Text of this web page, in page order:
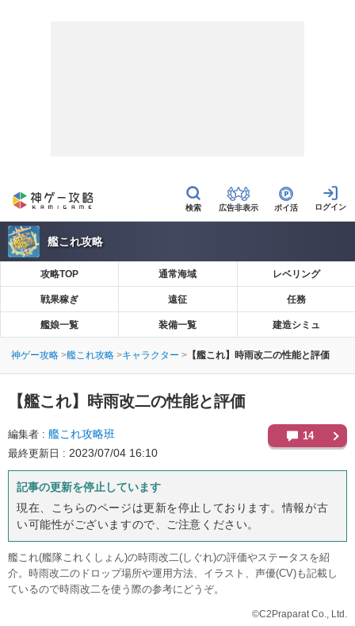
広告非表示 ポイ活
艦これ攻略
攻略TOP 通常海域 レベリング
戦果稼ぎ 遠征 任務
艦娘一覧 装備一覧 建造シミュ
神ゲー攻略 艦これ攻略 キャラクター 【艦これ】時雨改二の性能と評価
【艦これ】 時雨改二の性能と評価
編集者 艦これ攻略班
最終更新日 2023/07/04 16:10
14
記事の更新を停止しています
現在、こちらのページは更新を停止しております。情報が古
い可能性がございますので、ご注意ください。
艦これ(艦隊これくしょん)の時雨改二(しぐれ)の評価やステータスを紹
介。時雨改二のドロップ場所や運用方法、イラスト、声優(CV)も記載し
ているので時雨改二を使う際の参考にどうぞ。
©C2Praparat Co., Ltd.